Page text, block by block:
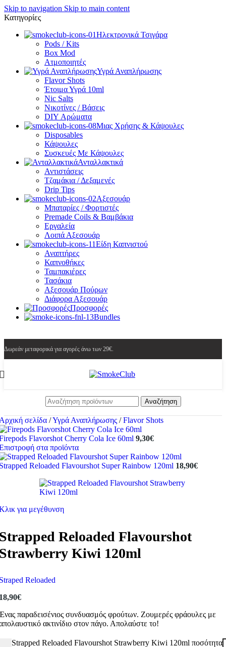
Skip to navigation Skip to main content
Κατηγορίες
Ηλεκτρονικά Τσιγάρα
Pods / Kits
Box Mod
Ατμοποιητές
Υγρά Αναπλήρωσης
Flavor Shots
Έτοιμα Υγρά 10ml
Nic Salts
Νικοτίνες / Βάσεις
DIY Αρώματα
Μιας Χρήσης & Κάψουλες
Disposables
Κάψουλες
Συσκευές Με Κάψουλες
Ανταλλακτικά
Αντιστάσεις
Τζαμάκια / Δεξαμενές
Drip Tips
Αξεσουάρ
Μπαταρίες / Φορτιστές
Premade Coils & Βαμβάκια
Εργαλεία
Λοιπά Αξεσουάρ
Είδη Καπνιστού
Αναπτήρες
Καπνοθήκες
Ταμπακιέρες
Τασάκια
Αξεσουάρ Πούρων
Διάφορα Αξεσουάρ
Προσφορές
Bundles
Δωρεάν μεταφορικά για αγορές άνω των 29€.
Αναζήτηση
σελίδα /Υγρά Αναπλήρωσης / Flavor Shots
Flavorshot Cherry Cola Ice 60ml 9,30€
στα προϊόντα
Reloaded Flavourshot Super Rainbow 120ml 18,90€
για μεγέθυνση
Reloaded Flavourshot
Kiwi 120ml
Reloaded
€
παραδεισένιος συνδυασμός φρούτων. Ζουμερές φράουλες με
ακτινίδιο στον πάγο. Απολαύστε το!
Strapped Reloaded Flavourshot Strawberry Kiwi 120ml ποσότητα